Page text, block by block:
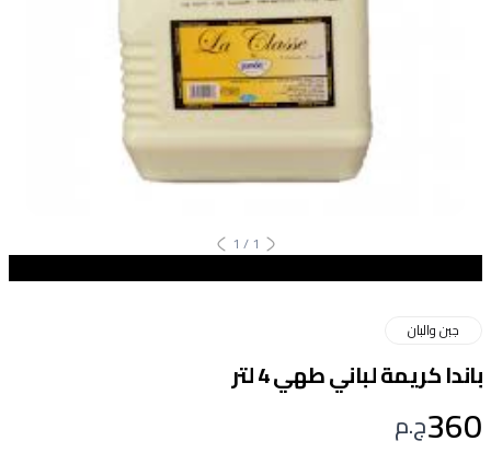
1
/
1
جبن والبان
باندا كريمة لباني طهي 4 لتر
360ج.م